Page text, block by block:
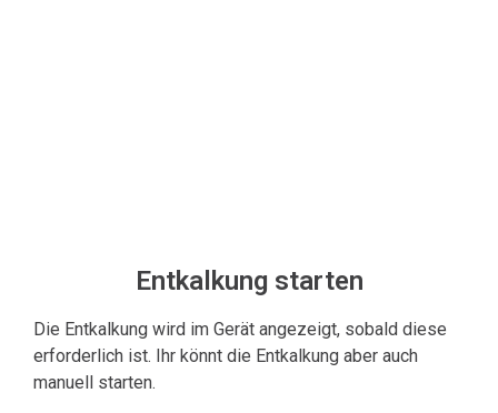
Entkalkung starten
Die Entkalkung wird im Gerät angezeigt, sobald diese
erforderlich ist. Ihr könnt die Entkalkung aber auch
manuell starten.